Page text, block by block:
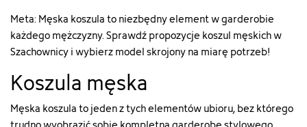
int(59234)
["texture"]=>
string(0)
["id_product"]=>
string(5)
"13266"
["name"]=>
Meta: Męska koszula to niezbędny element w garderobie
każdego mężczyzny. Sprawdź propozycje koszul męskich w
Szachownicy i wybierz model skrojony na miarę potrzeb!
Koszula męska
Męska koszula to jeden z tych elementów ubioru, bez którego